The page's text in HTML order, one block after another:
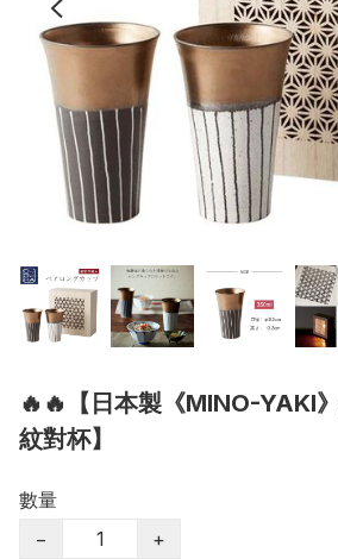
🔥🔥【日本製《MINO-YAKI
紋對杯】
數量
−
+